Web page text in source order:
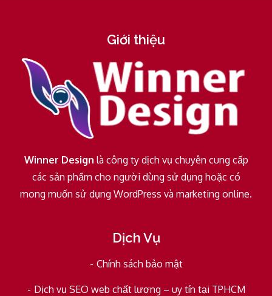
Giới thiệu
Winner Design là công ty dịch vụ chuyên cung cấp
các sản phẩm cho người dùng sử dụng hoặc có
mong muốn sử dụng WordPress và marketing online.
Dịch Vụ
Chính sách bảo mật
Dịch vụ SEO web chất lượng – uy tín tại TPHCM